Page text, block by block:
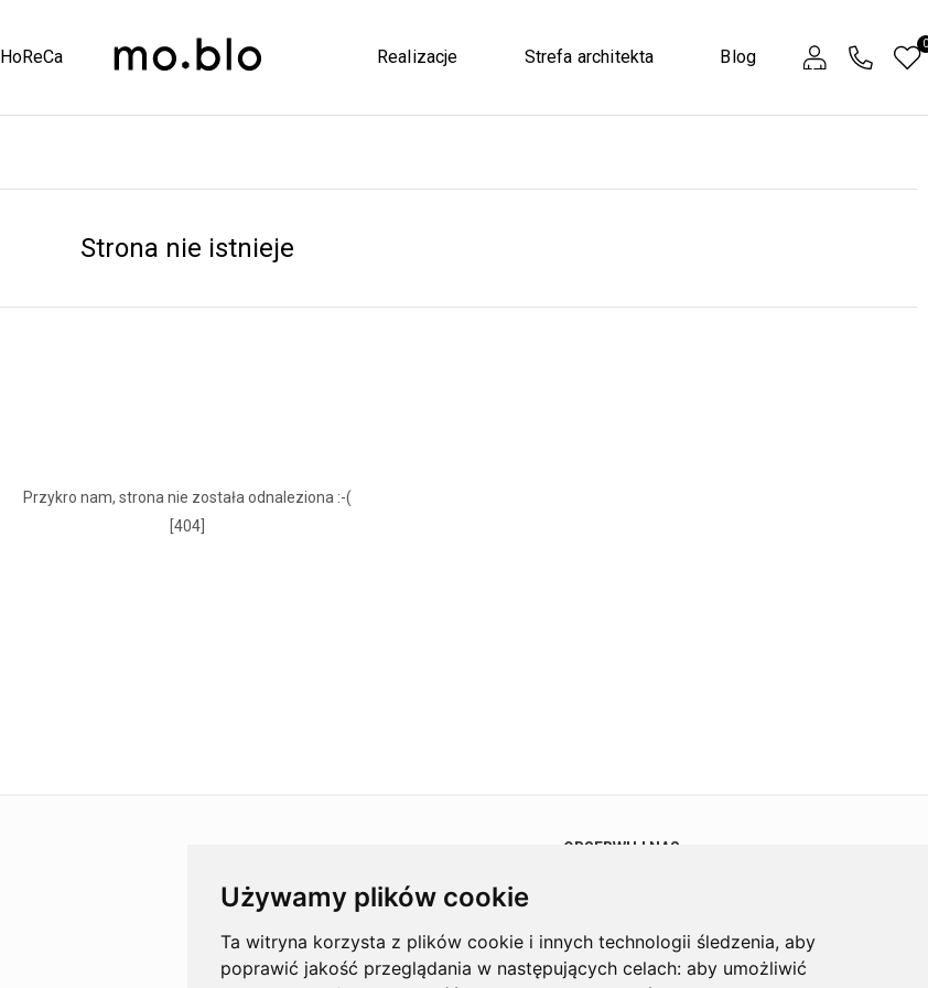
Używamy plików cookie
Ta witryna korzysta z plików cookie i innych technologii śledzenia, aby
poprawić jakość przeglądania w następujących celach: aby umożliwić
HoReCa Realizacje Strefa architekta Blog
0
Strona nie istnieje
Przykro nam, strona nie została odnaleziona :-(
[404]
OBSERWUJ NAS